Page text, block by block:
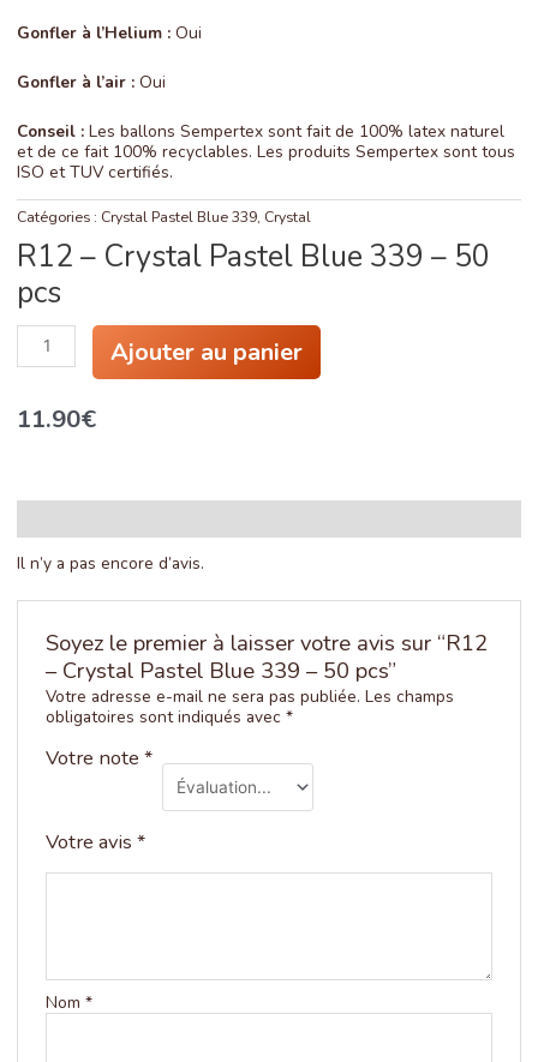
Gonfler à l’Helium : Oui
Gonfler à l’air : Oui
Conseil : Les ballons Sempertex sont fait de 100% latex naturel
et de ce fait 100% recyclables. Les produits Sempertex sont tous
ISO et TUV certifiés.
Catégories : Crystal Pastel Blue 339, Crystal
R12 – Crystal Pastel Blue 339 – 50
pcs
quantité
Crystal
-
pcs
Ajouter au panier
11.90€
Il n’y a pas encore d’avis.
Soyez le premier à laisser votre avis sur “R12
– Crystal Pastel Blue 339 – 50 pcs”
Votre adresse e-mail ne sera pas publiée. Les champs
obligatoires sont indiqués avec *
Votre note *
Votre avis *
Nom *